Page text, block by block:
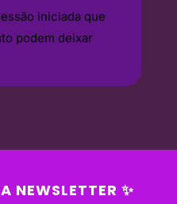
iniciada que
podem deixar
NEWSLETTER ✨